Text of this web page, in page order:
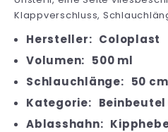
Klappverschluss,
Hersteller: Coloplast
Volumen: 500 ml
Schlauchlänge: 50 cm
Kategorie:
Ablasshahn: